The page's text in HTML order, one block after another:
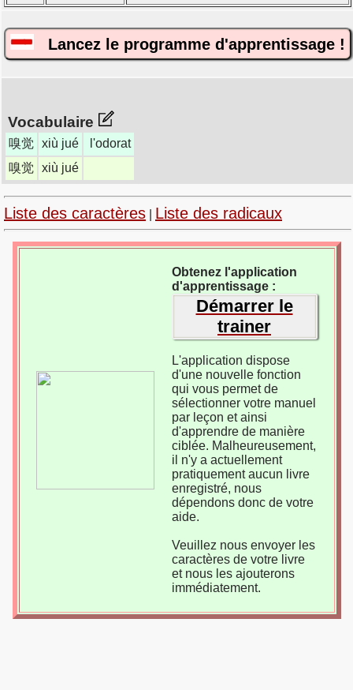
Lancez le programme d'apprentissage !
Vocabulaire
嗅觉 xiù jué
l'odorat
嗅觉 xiù jué
Liste des caractères Liste des radicaux
Obtenez l'application
d'apprentissage :
Démarrer le
trainer
L'application dispose
d'une nouvelle fonction
qui vous permet de
sélectionner votre manuel
par leçon et ainsi
d'apprendre de manière
ciblée. Malheureusement,
il n'y a actuellement
pratiquement aucun livre
enregistré, nous
dépendons donc de votre
aide.
Veuillez nous envoyer les
caractères de votre livre
et nous les ajouterons
immédiatement.